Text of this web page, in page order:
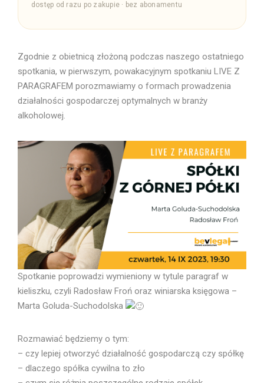
dostęp od razu po zakupie · bez abonamentu
Zgodnie z obietnicą złożoną podczas naszego ostatniego
spotkania, w pierwszym, powakacyjnym spotkaniu LIVE Z
PARAGRAFEM porozmawiamy o formach prowadzenia
działalności gospodarczej optymalnych w branży
alkoholowej.
Spotkanie poprowadzi wymieniony w tytule paragraf w
kieliszku, czyli Radosław Froń oraz winiarska księgowa –
Marta Goluda-Suchodolska
Rozmawiać będziemy o tym:
– czy lepiej otworzyć działalność gospodarczą czy spółkę
– dlaczego spółka cywilna to zło